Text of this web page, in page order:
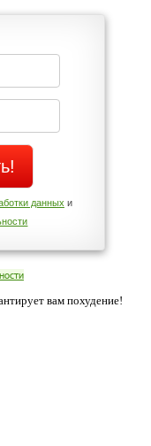
с нашей